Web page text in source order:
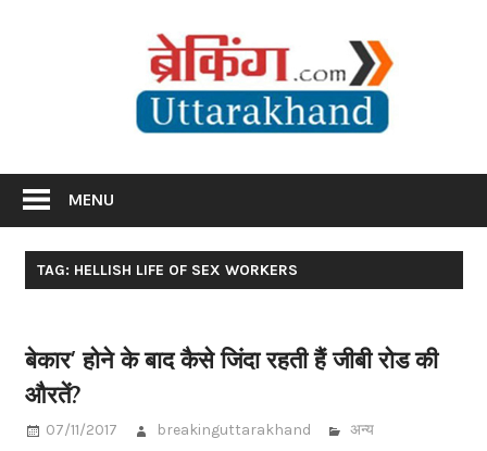
MENU
TAG: HELLISH LIFE OF SEX WORKERS
बेकार’ होने के बाद कैसे जिंदा रहती हैं जीबी रोड की
औरतें?
07/11/2017 breakinguttarakhand अन्य